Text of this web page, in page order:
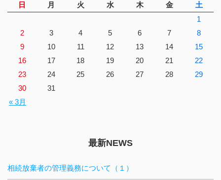
日 月 火 水 木 金 土
« 3月
1
2
3 4 5 6 7
8
9
10 11 12 13 14
15
16
17 18 19 20 21
22
23
24 25 26 27 28
29
30
31
最新NEWS
相続放棄者の管理義務について（１）